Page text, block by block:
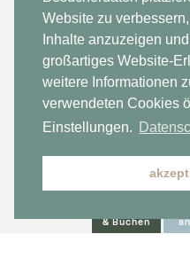
Website zu
Inhalte anzuzeigen
großartiges Website-
weitere Informationen
verwendeten Cookies
Einstellungen.
& Buchen
IMPRESSUM
MADE